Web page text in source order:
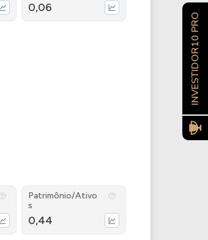
0,06
Patrimônio/Ativo
s
0,44
INVESTIDOR10 PRO